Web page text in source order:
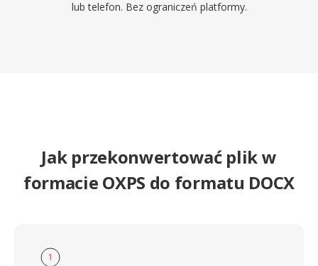
lub telefon. Bez ograniczeń platformy.
Jak przekonwertować plik w
formacie OXPS do formatu DOCX
1